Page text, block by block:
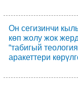
Он сегизинчи
көп жолу жок
“табигый
аракеттери